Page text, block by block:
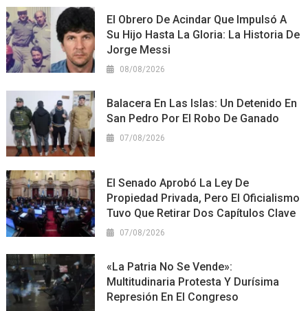
El Obrero De Acindar Que Impulsó A
Su Hijo Hasta La Gloria: La Historia De
Jorge Messi
08/08/2026
Balacera En Las Islas: Un Detenido En
San Pedro Por El Robo De Ganado
07/08/2026
El Senado Aprobó La Ley De
Propiedad Privada, Pero El Oficialismo
Tuvo Que Retirar Dos Capítulos Clave
07/08/2026
«La Patria No Se Vende»:
Multitudinaria Protesta Y Durísima
Represión En El Congreso